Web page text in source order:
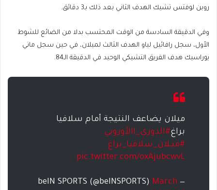
روبن لوفتس تشيك الهدف الثاني بعد ذلك بـ3 دقائق.
وفي الدقيقة السادسة من الوقت المحتسب بدلا من الضائع للشوط
الأول، سجل رافائيل لياو الهدف الثالث لميلان، في حين سجل ماتي
يوراسيك هدف الفريق التشيكي الوحيد في الدقيقة الـ84.
ميلان يضاعف النتيجة أمام سلافيا
براغ#الدوري_االأوروبي
#ميـلان_سلافيا_براغ
pic.twitter.com/oxAjubcwvL
— beIN SPORTS (@beINSPORTS)
March